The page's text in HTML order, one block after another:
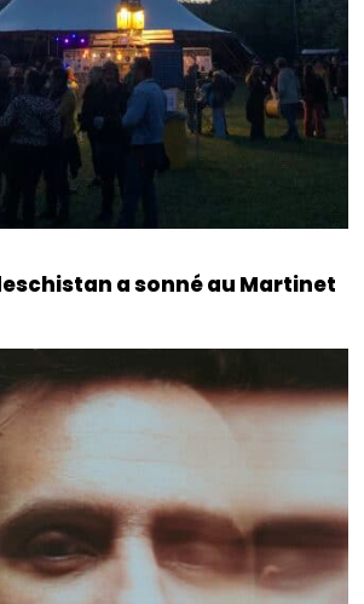
a sonné au Martinet